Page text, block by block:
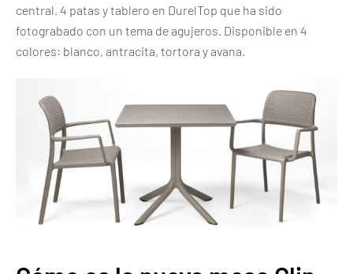
central, 4 patas y tablero en DurelTop que ha sido
fotograbado con un tema de agujeros. Disponible en 4
colores: blanco, antracita, tortora y avana.